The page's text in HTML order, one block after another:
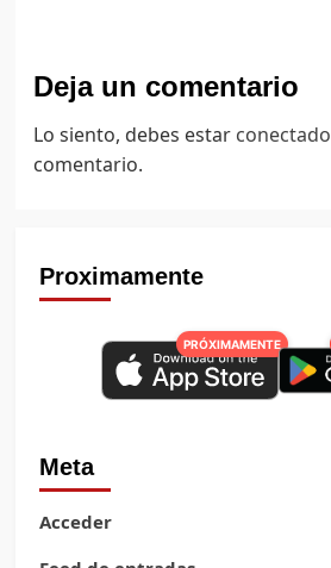
Deja un comentario
Lo siento, debes estar conectado
comentario.
Proximamente
PRÓXIMAMENTE
Meta
Acceder